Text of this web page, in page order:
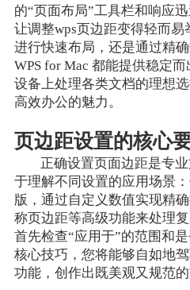
的“页面布局”工具栏和响应
让调整wps页边距变得轻而易
进行快速布局，还是通过精
WPS for Mac 都能提供稳定
设备上处理各类文档的理想
高效办公的魅力。
页边距设置的核心
正确设置页面边距是专
于理解不同设置的应用场景
版，通过自定义数值实现精
称页边距等高级功能来处理
首先检查“应用于”的范围和
核心技巧，您将能够自如地
功能，创作出既美观又规范的